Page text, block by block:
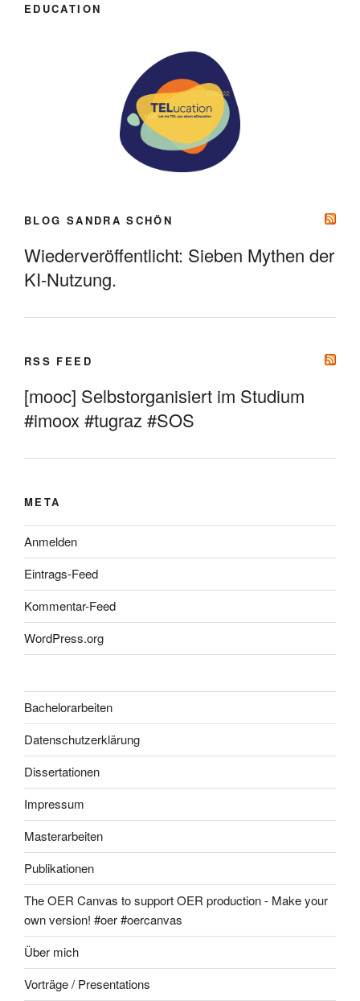
EDUCATION
BLOG SANDRA SCHÖN
Wiederveröffentlicht: Sieben Mythen der
KI-Nutzung.
RSS FEED
[mooc] Selbstorganisiert im Studium
#imoox #tugraz #SOS
META
Anmelden
Eintrags-Feed
Kommentar-Feed
WordPress.org
Bachelorarbeiten
Datenschutzerklärung
Dissertationen
Impressum
Masterarbeiten
Publikationen
The OER Canvas to support OER production - Make your
own version! #oer #oercanvas
Über mich
Vorträge / Presentations